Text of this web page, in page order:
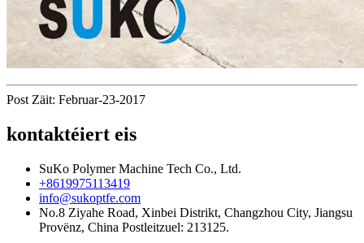
Post Zäit: Februar-23-2017
kontaktéiert eis
SuKo Polymer Machine Tech Co., Ltd.
+8619975113419
info@sukoptfe.com
No.8 Ziyahe Road, Xinbei Distrikt, Changzhou City, Jiangsu
Provënz, China Postleitzuel: 213125.